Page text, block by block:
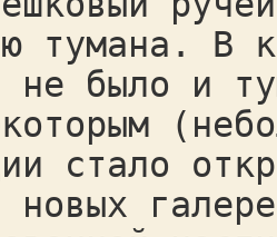
тумана. В
не было и
стало
новых